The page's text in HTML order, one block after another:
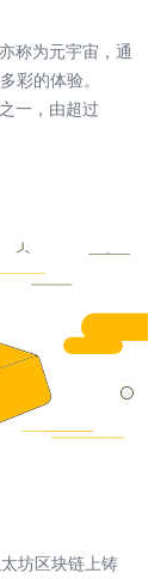
称为元宇宙，通
彩的体验。
一，由超过
坊区块链上铸